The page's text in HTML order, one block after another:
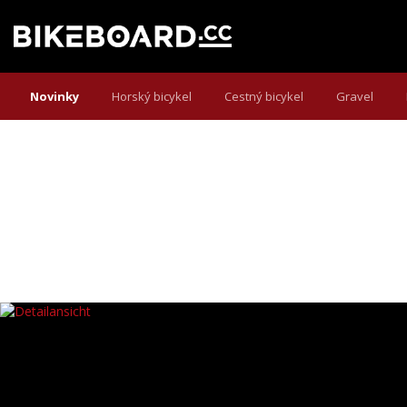
Novinky Horský bicykel Cestný bicykel Gravel